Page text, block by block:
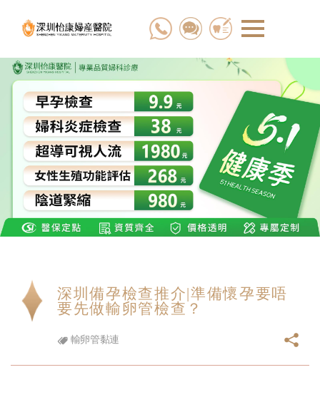
深圳備孕檢查推介|準備懷孕要唔
要先做輸卵管檢查？
輸卵管黏連